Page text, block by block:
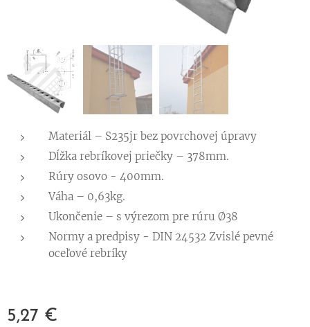
Materiál – S235jr bez povrchovej úpravy
Dĺžka rebríkovej priečky – 378mm.
Rúry osovo - 400mm.
Váha – 0,63kg.
Ukončenie – s výrezom pre rúru Ø38
Normy a predpisy - DIN 24532 Zvislé pevné
oceľové rebríky
5,27 €